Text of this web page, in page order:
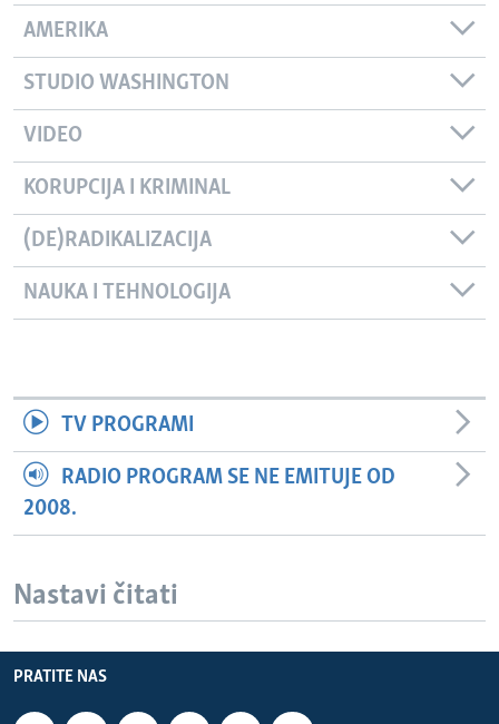
AMERIKA
STUDIO WASHINGTON
VIDEO
KORUPCIJA I KRIMINAL
(DE)RADIKALIZACIJA
NAUKA I TEHNOLOGIJA
TV PROGRAMI
RADIO PROGRAM SE NE EMITUJE OD
2008.
Nastavi čitati
PRATITE NAS